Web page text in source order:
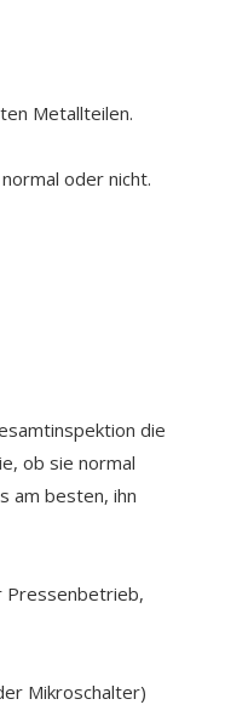
Metallteilen.
oder nicht.
die
ob sie normal
am besten, ihn
Pressenbetrieb,
Mikroschalter)